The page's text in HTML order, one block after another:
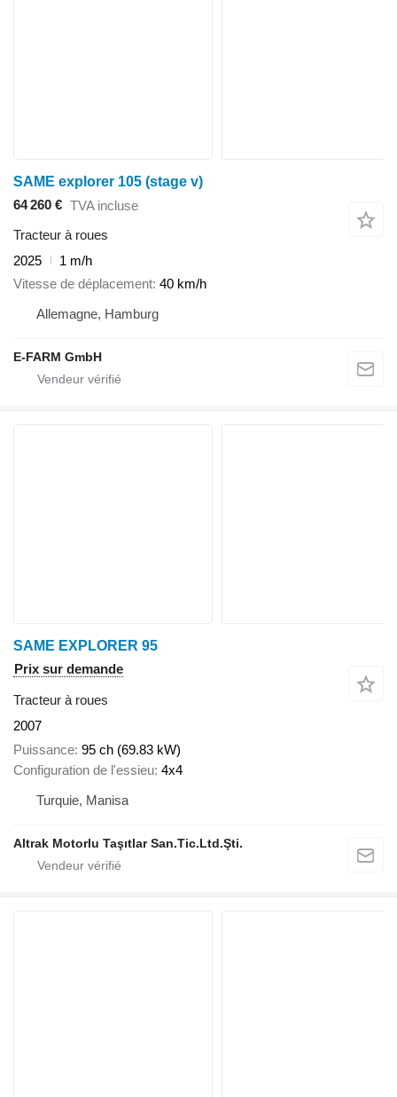
SAME explorer 105 (stage v)
64 260 € TVA incluse
Tracteur à roues
2025
1 m/h
Vitesse de déplacement 40 km/h
Allemagne, Hamburg
E-FARM GmbH
SAME EXPLORER 95
Prix sur demande
Tracteur à roues
2007
Puissance 95 ch (69.83 kW)
Configuration de l'essieu 4x4
Turquie, Manisa
Altrak Motorlu Taşıtlar San.Tic.Ltd.Şti.